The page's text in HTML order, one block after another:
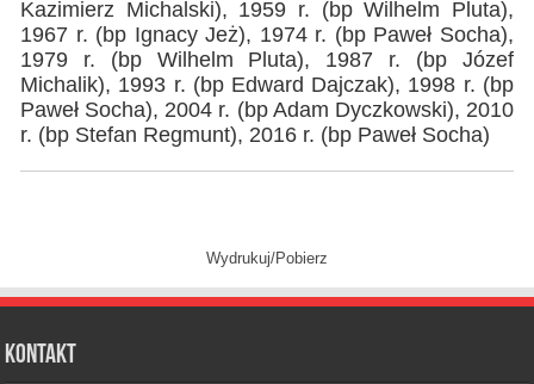
Kazimierz Michalski), 1959 r. (bp Wilhelm Pluta),
1967 r. (bp Ignacy Jeż), 1974 r. (bp Paweł Socha),
1979 r. (bp Wilhelm Pluta), 1987 r. (bp Józef
Michalik), 1993 r. (bp Edward Dajczak), 1998 r. (bp
Paweł Socha), 2004 r. (bp Adam Dyczkowski), 2010
r. (bp Stefan Regmunt), 2016 r. (bp Paweł Socha)
Wydrukuj/Pobierz
Kontakt